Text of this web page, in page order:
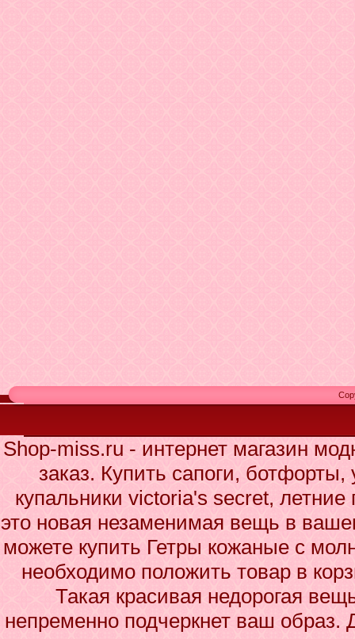
Shop-miss.ru - интернет магазин
заказ. Купить сапоги,
купальники victoria's secret,
это новая незаменимая вещь в
можете купить Гетры кожаные с
необходимо положить товар в
Такая красивая недорогая
непременно подчеркнет ваш